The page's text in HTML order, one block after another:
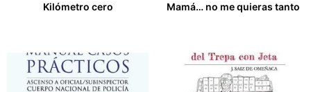
Kilómetro cero
Mamá… no me quieras tanto